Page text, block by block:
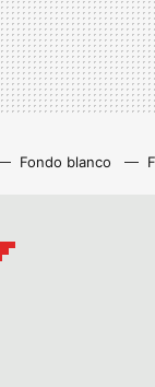
Fondo blanco